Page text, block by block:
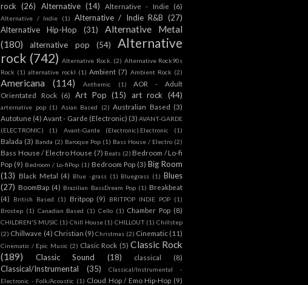
rock (26) Alternative (14) Alternative - Indie (6)
Alternative / Indie (1) Alternative / Indie R&B (27)
Alternative Hip-Hop
(31)
Alternative Metal
(180)
alternative pop (54)
Alternative
rock (742) Alternative Rock. (2) Alternative Rock90s
Rock (1) alternative rockl (1) Ambient (7) Ambient Rock (2)
Americana (114) Anthemic (1)
AOR - Adult
Orientated Rock (6) Art Pop (15) art rock (44)
arternative pop (1) Asian Based (2) Australian Based (3)
Autotune (4) Avant - Garde (Electronic) (3) AVANT-GARDE
(ELECTRONIC)
(1) Avant-Garde (Electronic).Electronic (1)
Balada (3) Banda (2) Baroque Pop (1) Bass House / Electro (2)
Bass House / Electro House (7) Beats (2) Bedroom / Lo-fi
Pop (9) Bedroom / Lo-fiPop (1) Bedroom Pop (3) Big Room
(13) Black Metal (4) Blue -grass (1) Bluegrass (1) Blues
(27) BoomBap (4) Brazilian BassDream Pop (1) Breakbeat
(4)
British Based (1) Britpop (9) BRITPOP INDIE POP (1)
Brostep (1) Canadian Based (1) Cello (1) Chamber Pop (8)
CHILDREN'S MUSIC (1) Chill House (1) CHILLOUT (1) Chillstep
(2) Chillwave (4) Christian (9) Christmas (2) Cinematic (11)
Cinematic / Epic Music (2) Clasic Rock (5) Classic Rock
(189)
Classic Sound (18) classical (8)
Classical/Instrumental (35)
Classical/Instrumental -
Electronic - Folk/Acoustic (1) Cloud Hop / Emo Hip-Hop (9)